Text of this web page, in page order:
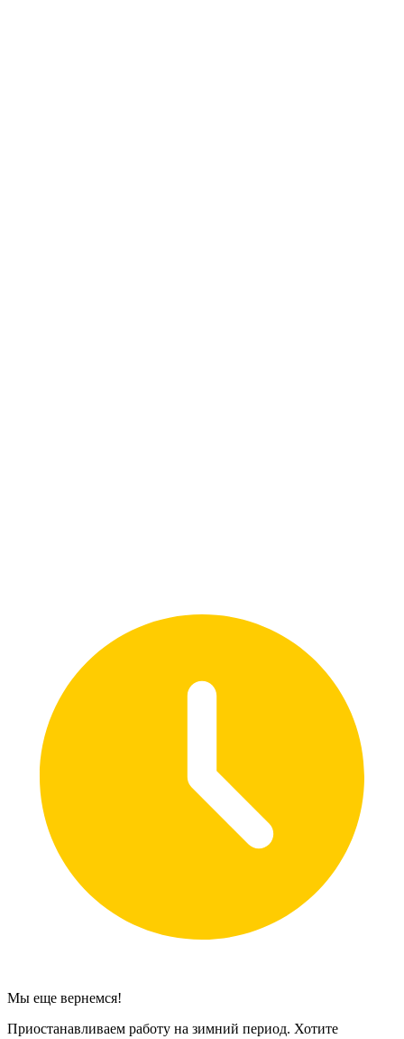
Мы еще вернемся!
Приостанавливаем работу на зимний период. Хотите